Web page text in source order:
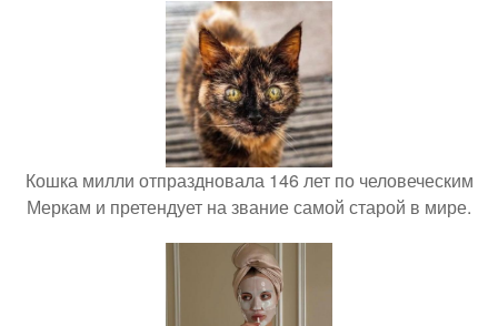
Кошка милли отпраздновала 146 лет по человеческим
Меркам и претендует на звание самой старой в мире.